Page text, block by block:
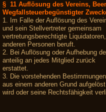
§ 11 Auflösung des Vereins,
Wegfallsteuerbegünstigter
1. Im Falle der Auflösung des
und sein Stellvertreter gemeinsam
vertretungsberechtigte
anderen Personen beruft.
2. Bei Auflösung oder Aufhebung
anteilig an jedes Mitglied zurück
erstattet.
3. Die vorstehenden
aus einem anderen Grund aufgelöst
wird oder seine Rechtsfähigkeit